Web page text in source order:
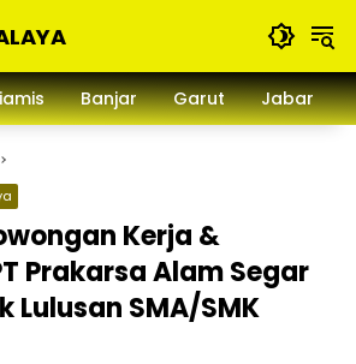
Banjar Garut Jabar
Kerja &
Prakarsa Alam Segar
Lulusan SMA/SMK